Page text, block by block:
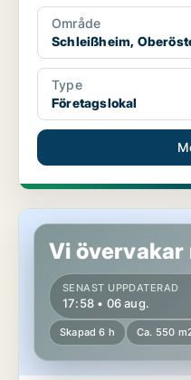
Område
Schleißheim,
Type
Företagslokal
Lokaler i Schleißheim,
Vi övervakar
SENAST UPPDATERAD
17:58 • 06 aug.
Skapad 6 h Ca. 550